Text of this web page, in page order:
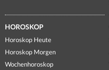
HOROSKOP
Horoskop Heute
Horoskop Morgen
Wochenhoroskop